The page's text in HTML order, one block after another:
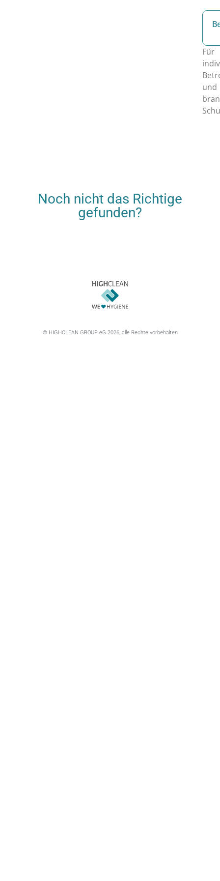
Für
und
Noch nicht das Richtige
gefunden?
© HIGHCLEAN GROUP eG 2026, alle Rechte vorbehalten